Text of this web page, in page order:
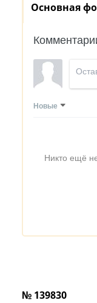
Основная
Новые
Никто ещё
№ 139830